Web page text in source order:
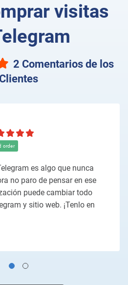
visitas
2 Comentarios de los
Clientes
es algo que nunca
no paro de pensar en ese
puede cambiar todo
y sitio web. ¡Tenlo en